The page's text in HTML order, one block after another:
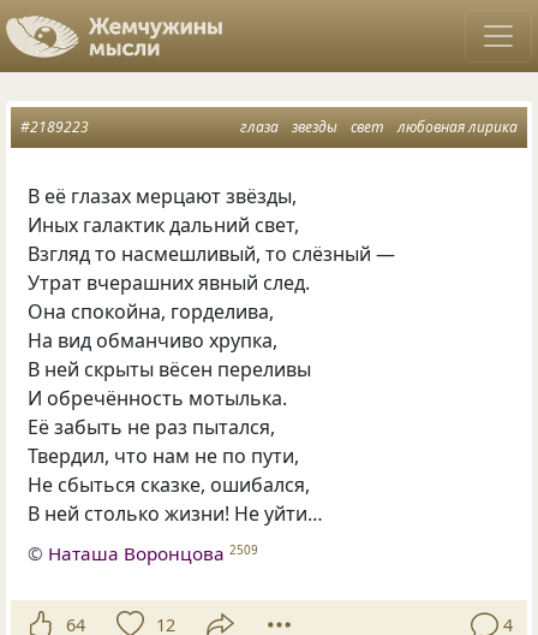
глаза звезды свет любовная лирика
#2189223
В её глазах мерцают звёзды,
Иных галактик дальний свет,
Взгляд то насмешливый, то слёзный —
Утрат вчерашних явный след.
Она спокойна, горделива,
На вид обманчиво хрупка,
В ней скрыты вёсен переливы
И обречённость мотылька.
Её забыть не раз пытался,
Твердил, что нам не по пути,
Не сбыться сказке, ошибался,
В ней столько жизни! Не уйти…
© Наташа Воронцова 2509
64 12 4